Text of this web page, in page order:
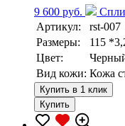
9 600 руб.
Артикул:
rst-007
Размеры:
115
Цвет:
Вид кожи: Кожа
Купить в 1 клик
Купить